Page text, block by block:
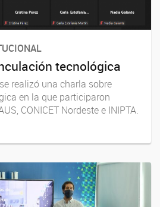
tecnológica
realizó una charla sobre
en la que participaron
CONICET Nordeste e INIPTA.